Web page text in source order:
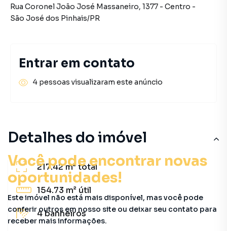
Você pode encontrar novas
oportunidades!
Este imóvel não está mais disponível, mas você pode
conferir outros em nosso site ou deixar seu contato para
receber mais informações.
Detalhes do imóvel
217.42 m²total
154.73 m² útil
4banheiros
Rua Coronel João José Massaneiro, 1377 - Centro -
São José dos Pinhais/PR
Entrar em contato
4 pessoas visualizaram este anúncio